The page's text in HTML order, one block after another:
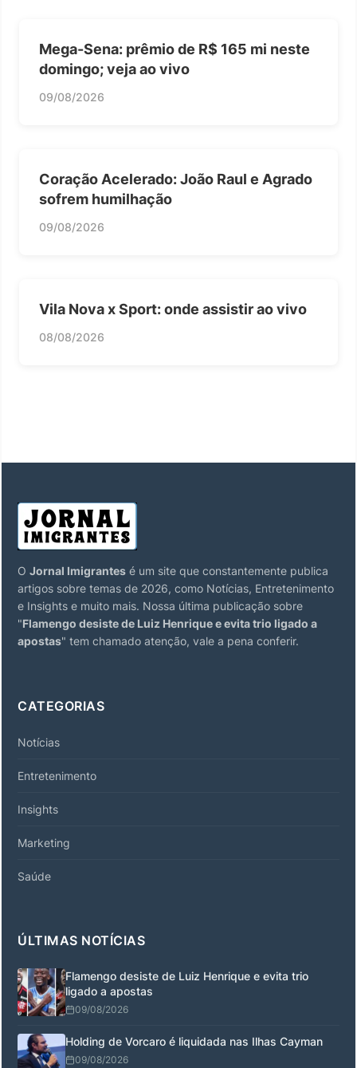
Mega-Sena: prêmio de R$ 165 mi neste
domingo; veja ao vivo
09/08/2026
Coração Acelerado: João Raul e Agrado
sofrem humilhação
09/08/2026
Vila Nova x Sport: onde assistir ao vivo
08/08/2026
O Jornal Imigrantes é um site que constantemente publica
artigos sobre temas de 2026, como Notícias, Entretenimento
e Insights e muito mais. Nossa última publicação sobre
"Flamengo desiste de Luiz Henrique e evita trio ligado a
apostas" tem chamado atenção, vale a pena conferir.
CATEGORIAS
Notícias
Entretenimento
Insights
Marketing
Saúde
ÚLTIMAS NOTÍCIAS
Flamengo desiste de Luiz Henrique e evita trio
ligado a apostas
09/08/2026
Holding de Vorcaro é liquidada nas Ilhas Cayman
09/08/2026